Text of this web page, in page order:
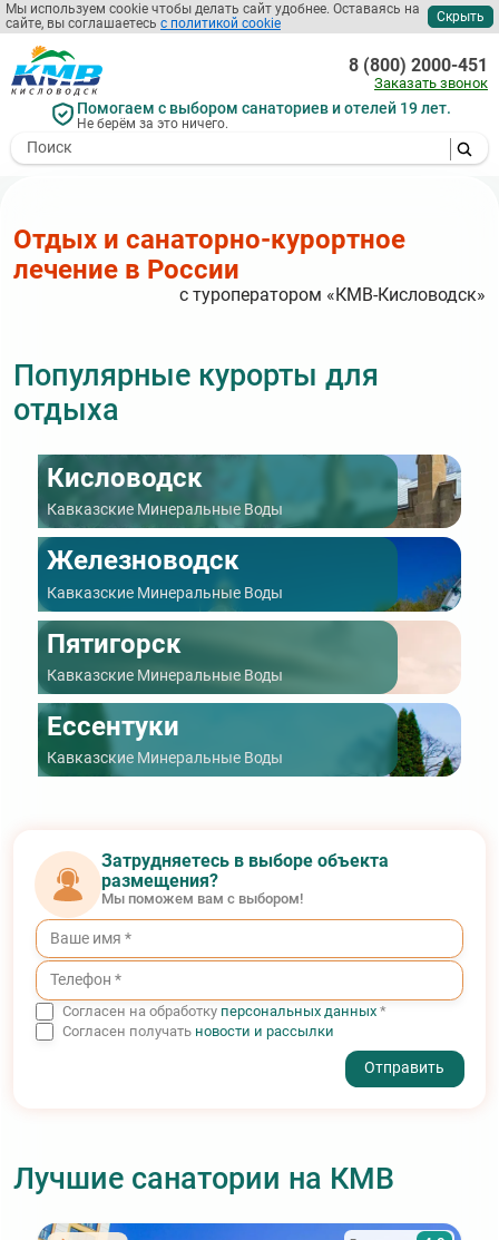
Мы используем cookie чтобы делать сайт удобнее. Оставаясь на
сайте, вы соглашаетесь с политикой cookie Скрыть
Перейти
к
основному
содержанию
Помогаем с выбором санаториев и отелей 19 лет.
Не берём за это ничего.
- I agree to the processing of my
8 (800) 2000-451
Заказать звонок
Отдых и санаторно-курортное
лечение в России
с туроператором «КМВ-Кисловодск»
Популярные курорты для
отдыха
Кисловодск
Кавказские Минеральные Воды
Железноводск
Кавказские Минеральные Воды
Пятигорск
Кавказские Минеральные Воды
Ессентуки
Кавказские Минеральные Воды
Затрудняетесь в выборе объекта
размещения?
Мы поможем вам с выбором!
Согласен на обработку персональных данных*
Согласен получать новости и рассылки
Лучшие санатории на КМВ